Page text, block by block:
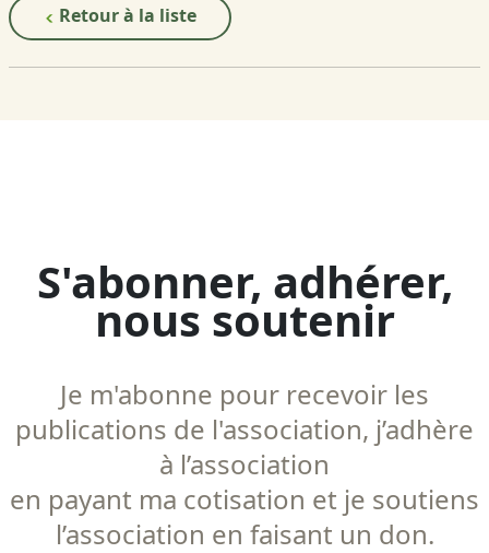
Retour à la liste
S'abonner, adhérer,
nous soutenir
Je m'abonne pour recevoir les
publications de l'association, j’adhère
à l’association
en payant ma cotisation et je soutiens
l’association en faisant un don.